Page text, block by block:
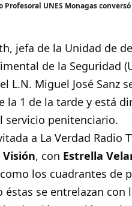
Profesoral UNES Monagas
jefa de la Unidad de
de la Seguridad
L.N. Miguel José Sanz
la 1 de la tarde y está
servicio penitenciario.
a La Verdad Radio
, con Estrella
los cuadrantes de
éstas se entrelazan con